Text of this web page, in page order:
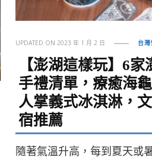
UPDATED ON 2023 年 1 月 2 日 台
【澎湖這樣玩】6
手禮清單，療癒海
人掌義式冰淇淋，
宿推薦
隨著氣溫升高，每到夏天或